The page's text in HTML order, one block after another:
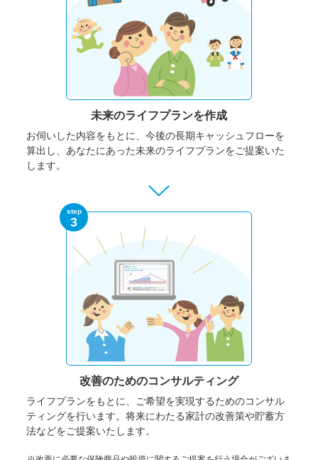
未来のライフプランを作成
お伺いした内容をもとに、今後の長期キャッシュフローを
算出し、あなたにあった未来のライフプランをご提案いた
します。
step
3
改善のためのコンサルティング
ライフプランをもとに、ご希望を実現するためのコンサル
ティングを行います。将来にわたる家計の改善策や貯蓄方
法などをご提案いたします。